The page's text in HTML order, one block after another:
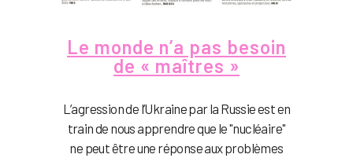
Le monde n’a pas besoin
de « maîtres »
L’agression de l’Ukraine par la Russie est en
train de nous apprendre que le "nucléaire"
ne peut être une réponse aux problèmes